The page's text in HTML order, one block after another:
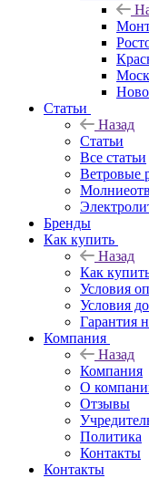
Статьи
Назад
Статьи
Все статьи
Ветровые
Бренды
Как купить
Назад
Как
Условия
Условия
Гарантия
Компания
Назад
Компания
О
Отзывы
Политика
Контакты
Контакты